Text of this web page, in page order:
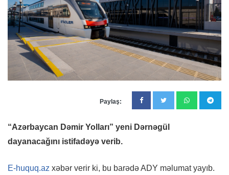
Paylaş:
“Azərbaycan Dəmir Yolları” yeni Dərnəgül
dayanacağını istifadəyə verib.
E-huquq.az xəbər verir ki, bu barədə ADY məlumat yayıb.